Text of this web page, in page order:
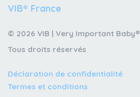
VIB® France
© 2026 VIB | Very Important Baby®
Tous droits réservés
Déclaration de confidentialité
Termes et conditions